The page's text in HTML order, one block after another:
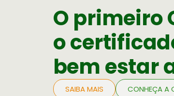
O primeiro
o
bem estar
SAIBA MAIS CONHEÇA A